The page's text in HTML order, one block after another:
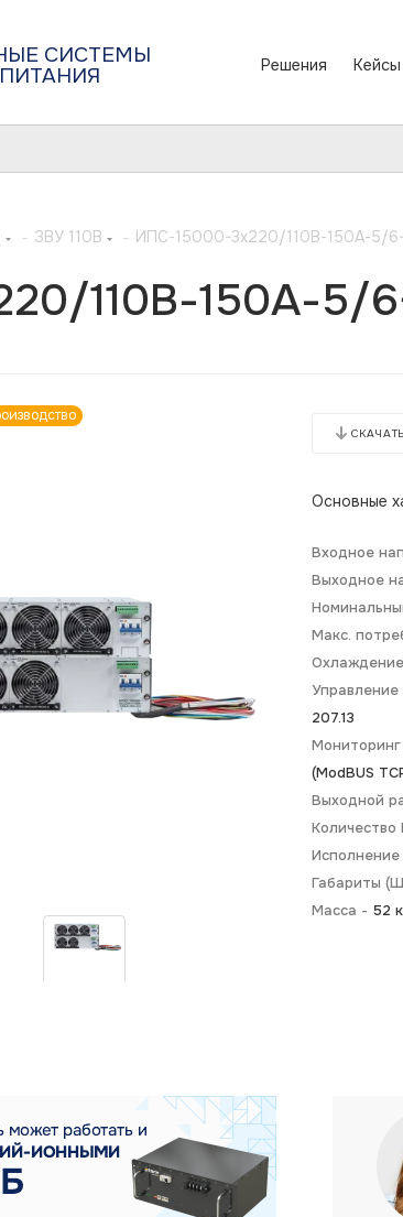
СИСТЕМЫ Решения Кейсы
- ЗВУ 110В - ИПС-15000-3х220/110В-150А-5/
110В-150А-5/
Основные
Входное
Выходное
Макс.
207.13
(ModBUS
Выходной
Исполнение
Габариты
Масса - 52